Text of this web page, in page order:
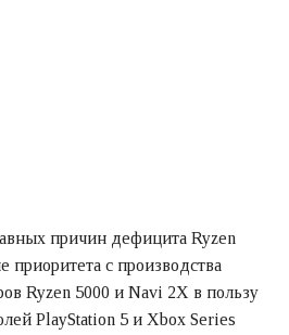
причин дефицита Ryzen
приоритета с производства
Ryzen 5000 и Navi 2X в пользу
PlayStation 5 и Xbox Series